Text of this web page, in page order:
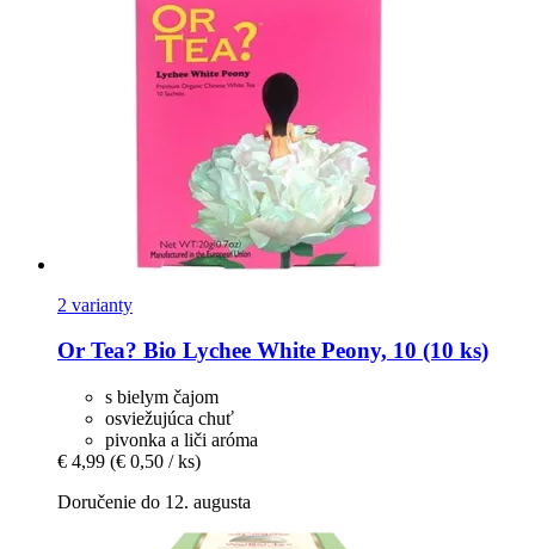
2 varianty
Or Tea? Bio Lychee White Peony, 10 (10 ks)
s bielym čajom
osviežujúca chuť
pivonka a liči aróma
€ 4,99 (€ 0,50 / ks)
Doručenie do 12. augusta